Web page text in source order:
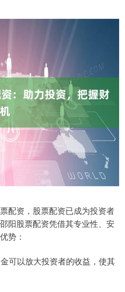
配资，股票配资已成为投资者
阳股票配资凭借其专业性、安
势：
可以放大投资者的收益，使其